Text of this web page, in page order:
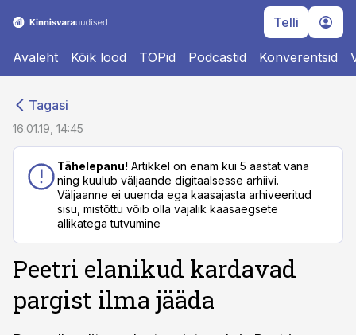
Telli
Avaleht Kõik lood TOPid Podcastid Konverentsid
Tagasi
16.01.19, 14:45
Tähelepanu! Artikkel on enam kui 5 aastat vana
ning kuulub väljaande digitaalsesse arhiivi.
Väljaanne ei uuenda ega kaasajasta arhiveeritud
sisu, mistõttu võib olla vajalik kaasaegsete
allikatega tutvumine
Peetri elanikud kardavad
pargist ilma jääda